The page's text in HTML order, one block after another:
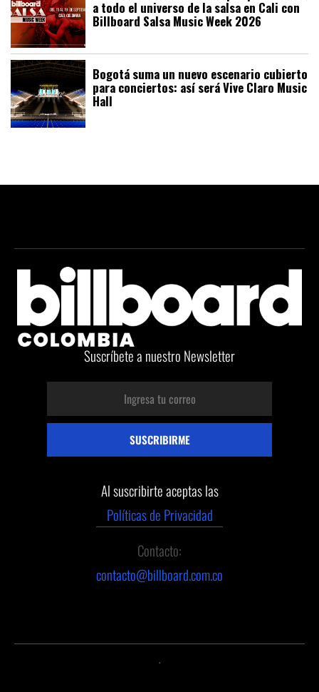
a todo el universo de la salsa en Cali con
Billboard Salsa Music Week 2026
Bogotá suma un nuevo escenario cubierto
para conciertos: así será Vive Claro Music
Hall
Suscríbete a nuestro Newsletter
Al suscribirte aceptas las
Políticas de Privacidad
Contacto:
contacto@billboard.com.co
.